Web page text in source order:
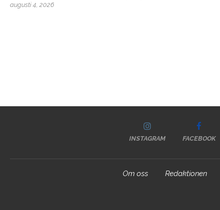
augusti 4, 2026
INSTAGRAM FACEBOOK
Om oss Redaktionen